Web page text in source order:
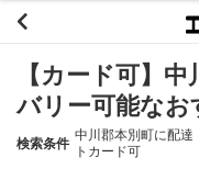
【カード可】
バリー可能なお
検索条件
中川郡本別町に配達
トカード可